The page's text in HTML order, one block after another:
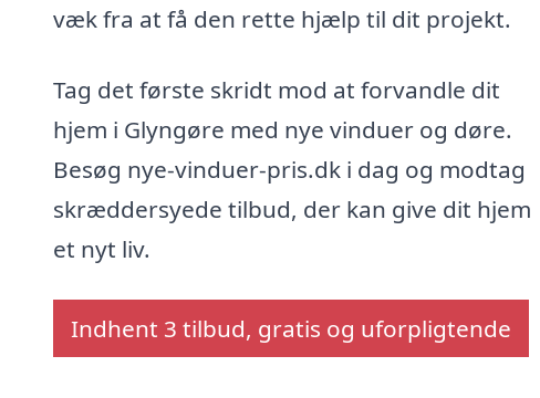
væk fra at få den rette hjælp til dit projekt.
Tag det første skridt mod at forvandle dit
hjem i Glyngøre med nye vinduer og døre.
Besøg nye-vinduer-pris.dk i dag og modtag
skræddersyede tilbud, der kan give dit hjem
et nyt liv.
Indhent 3 tilbud, gratis og uforpligtende